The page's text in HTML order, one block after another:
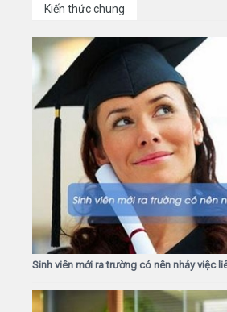
Kiến thức chung
Sinh viên mới ra trường có nên nhảy việc